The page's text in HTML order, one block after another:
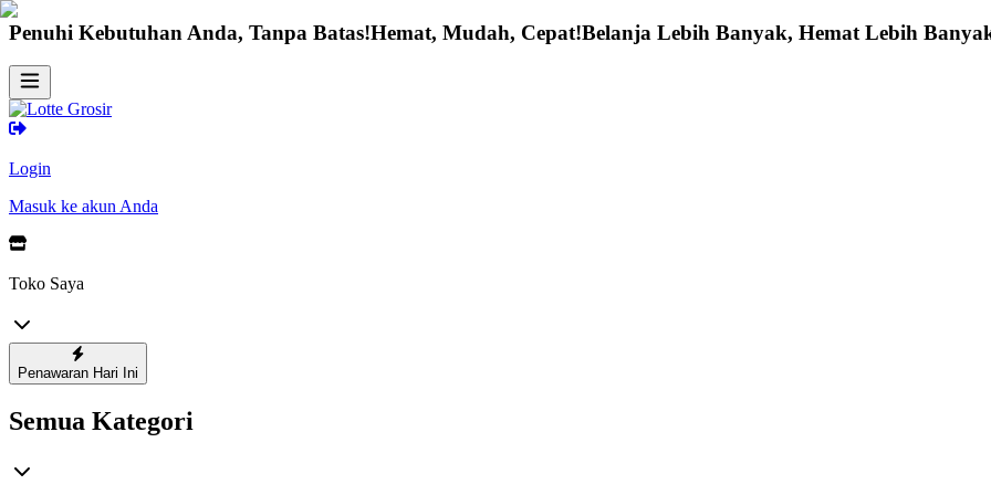
Penuhi Kebutuhan Anda, Tanpa Batas!Hemat, Mudah, Cepat!Belanja Lebih Banyak, Hemat Lebih
Login
Masuk ke akun Anda
Toko Saya
Penawaran Hari Ini
Semua Kategori